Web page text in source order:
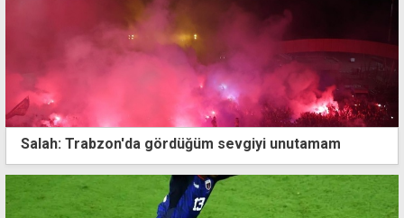
Salah: Trabzon'da gördüğüm sevgiyi unutamam